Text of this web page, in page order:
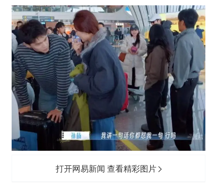
打开网易新闻 查看精彩图片